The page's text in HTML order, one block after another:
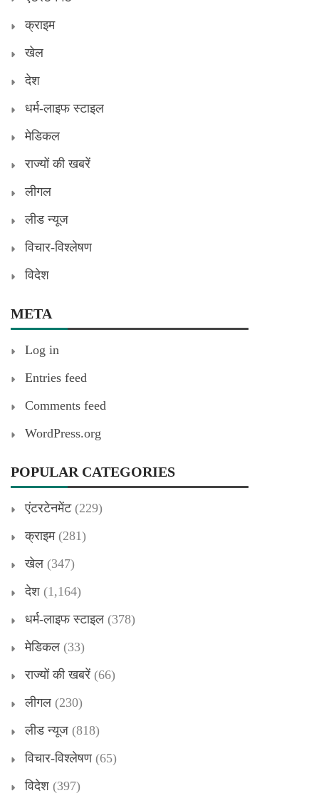
क्राइम
खेल
देश
धर्म-लाइफ स्टाइल
मेडिकल
राज्यों की खबरें
लीगल
लीड न्यूज
विचार-विश्लेषण
विदेश
META
Log in
Entries feed
Comments feed
WordPress.org
POPULAR CATEGORIES
एंटरटेनमेंट(229)
क्राइम(281)
खेल (347)
देश (1,164)
धर्म-लाइफ स्टाइल (378)
मेडिकल (33)
राज्यों की खबरें (66)
लीगल (230)
लीड न्यूज (818)
विचार-विश्लेषण(65)
विदेश (397)